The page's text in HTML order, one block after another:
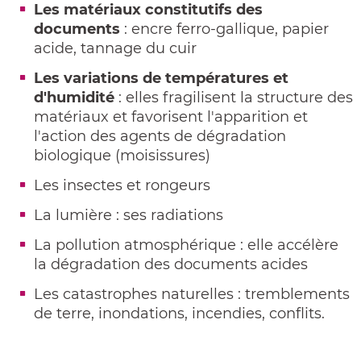
Les matériaux constitutifs des
documents : encre ferro-gallique, papier
acide, tannage du cuir
Les variations de températures et
d'humidité : elles fragilisent la structure des
matériaux et favorisent l'apparition et
l'action des agents de dégradation
biologique (moisissures)
Les insectes et rongeurs
La lumière : ses radiations
La pollution atmosphérique : elle accélère
la dégradation des documents acides
Les catastrophes naturelles : tremblements
de terre, inondations, incendies, conflits.